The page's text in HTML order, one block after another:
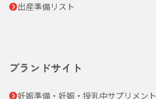
出産準備リスト
ブランドサイト
妊娠準備・妊娠・授乳中サプリメント